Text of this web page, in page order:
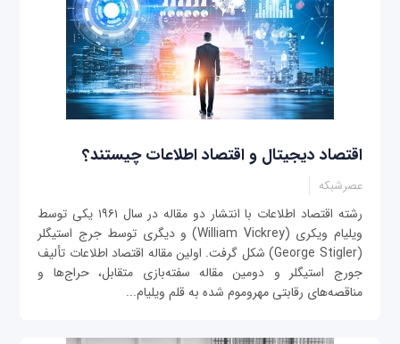
اقتصاد دیجیتال و اقتصاد اطلاعات چیستند؟
عصرشبکه
رشته اقتصاد اطلاعات با انتشار دو مقاله در سال ۱۹۶۱ یکی توسط
ویلیام ویکری (William Vickrey) و دیگری توسط جرج استیگلر
(George Stigler) شکل گرفت. اولین مقاله اقتصاد اطلاعات تألیف
جورج استیگلر و دومین مقاله سفته‌بازی متقابل، حراج‌ها و
مناقصه‌های رقابتی مهروموم شده به قلم ویلیام...